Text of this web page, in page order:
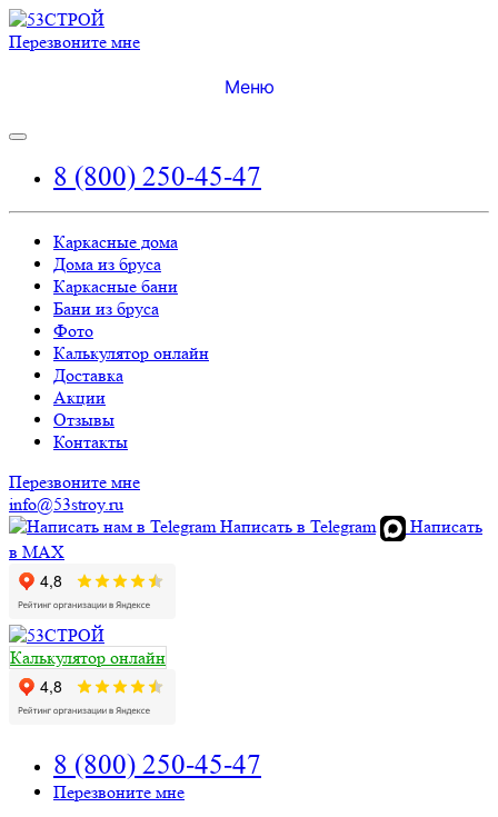
Перезвоните мне
Меню
8 (800) 250-45-47
Каркасные дома
Дома из бруса
Каркасные бани
Бани из бруса
Фото
Калькулятор онлайн
Доставка
Акции
Отзывы
Контакты
Перезвоните мне
info@53stroy.ru
Написать в Telegram
Написать
в MAX
Калькулятор онлайн
8 (800) 250-45-47
Перезвоните мне